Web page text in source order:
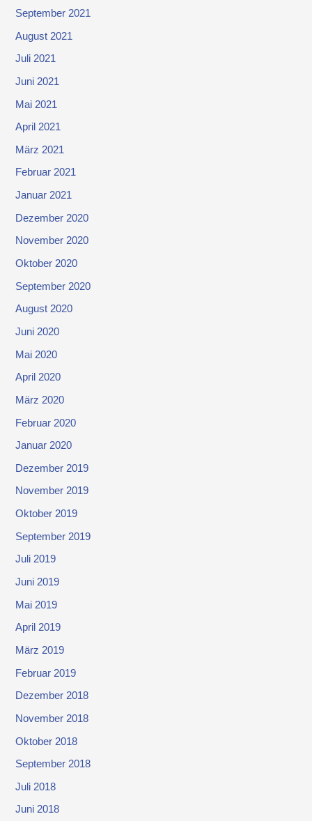
September 2021
August 2021
Juli 2021
Juni 2021
Mai 2021
April 2021
März 2021
Februar 2021
Januar 2021
Dezember 2020
November 2020
Oktober 2020
September 2020
August 2020
Juni 2020
Mai 2020
April 2020
März 2020
Februar 2020
Januar 2020
Dezember 2019
November 2019
Oktober 2019
September 2019
Juli 2019
Juni 2019
Mai 2019
April 2019
März 2019
Februar 2019
Dezember 2018
November 2018
Oktober 2018
September 2018
Juli 2018
Juni 2018